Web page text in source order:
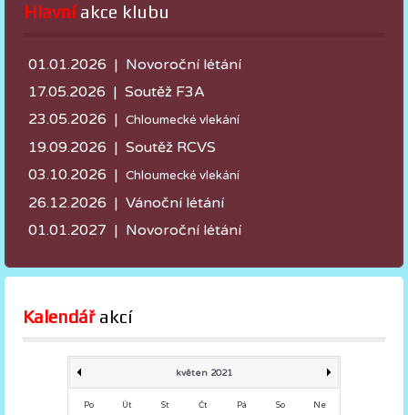
Hlavní akce klubu
01.01.2026 | Novoroční létání
17.05.2026 | Soutěž F3A
23.05.2026 | Chloumecké vlekání
19.09.2026 | Soutěž RCVS
03.10.2026 | Chloumecké vlekání
26.12.2026 | Vánoční létání
01.01.2027 | Novoroční létání
Kalendář akcí
květen 2021
Po Út St Čt Pá So Ne